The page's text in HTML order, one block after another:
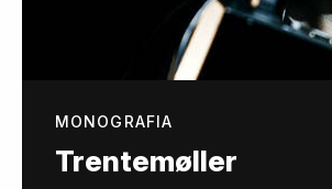
MONOGRAFIA
Trentemøller